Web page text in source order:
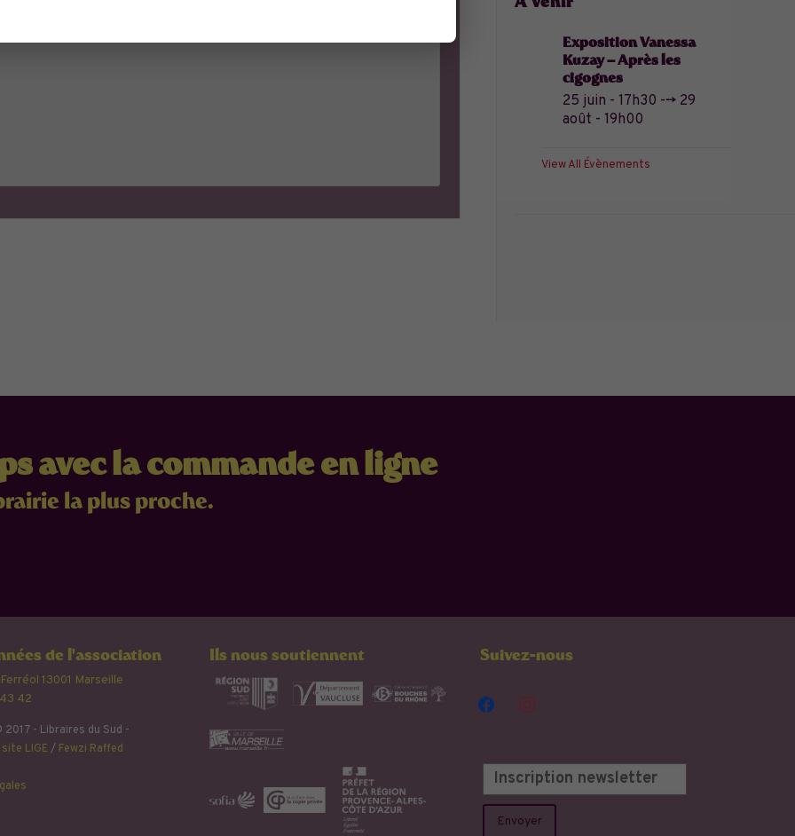
Exposition Vanessa
Kuzay – Après les
cigognes
25 juin - 17h30 --> 29
août - 19h00
View All Évènements
avec la commande en ligne
la plus proche.
de l'association
13001 Marseille
42
- Libraires du Sud -
LIGE / Fewzi Raffed
Ils nous soutiennent Suivez-nous
facebookinstagram